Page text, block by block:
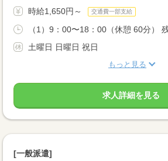
時給1,650円～ 交通費一部支給
（1）9：00〜18：00（休憩 60分）
土曜日 日曜日 祝日
もっと見る
求人詳細を見る
[一般派遣]